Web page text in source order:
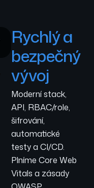
Rychlý a
bezpečný
vývoj
Moderní stack,
API, RBAC/role,
šifrování,
automatické
testy a CI/CD.
Plníme Core Web
Vitals a zásady